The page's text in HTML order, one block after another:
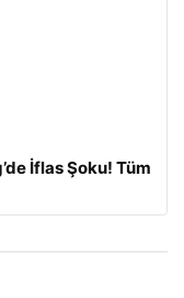
İflas Şoku! Tüm